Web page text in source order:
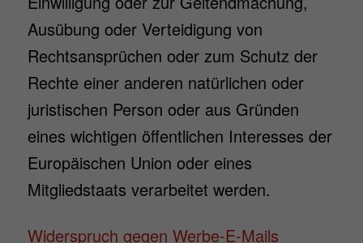
Ausübung oder Verteidigung von
Rechtsansprüchen oder zum Schutz der
Rechte einer anderen natürlichen oder
juristischen Person oder aus Gründen
eines wichtigen öffentlichen Interesses der
Europäischen Union oder eines
Mitgliedstaats verarbeitet werden.
Widerspruch gegen Werbe-E-Mails